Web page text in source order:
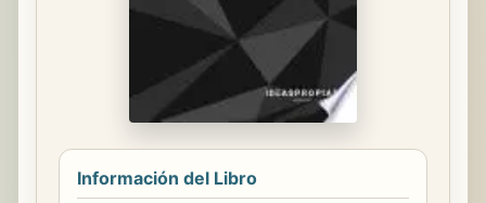
Información del Libro